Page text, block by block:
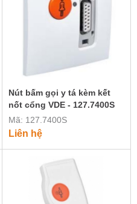
Nút bấm gọi y tá kèm kết
nốt cổng VDE - 127.7400S
Mã: 127.7400S
Liên hệ